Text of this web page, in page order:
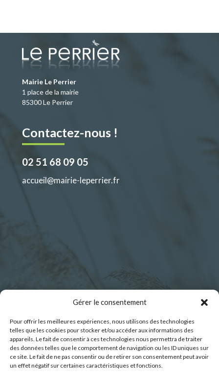
Gérer le consentement
Pour offrir les meilleures expériences, nous utilisons des technologies
telles que les cookies pour stocker et/ou accéder aux informations des
appareils. Le fait de consentir à ces technologies nous permettra de traiter
des données telles que le comportement de navigation ou les ID uniques sur
ce site. Le fait de ne pas consentir ou de retirer son consentement peut avoir
un effet négatif sur certaines caractéristiques et fonctions.
b
o
o
k
d
o
n
l
g
er
Mairie Le Perrier
1 place de la mairie
85300 Le Perrier
Contactez-nous !
02 51 68 09 05
accueil@mairie-leperrier.fr
Horaires d’ouverture :
Lundi : 9h00 – 12h30
Mardi : 9h00 – 12h30
Mercredi : 9h00 – 12h30
Jeudi : 9h00 – 12h30